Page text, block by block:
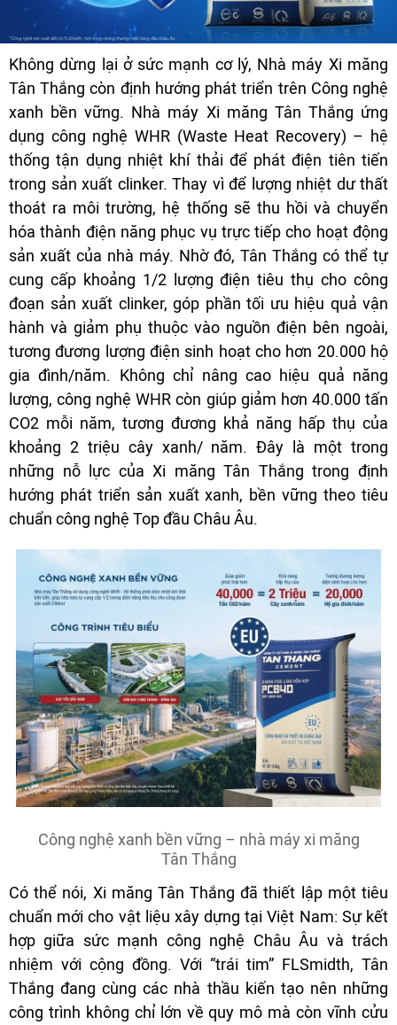
Không dừng lại ở sức mạnh cơ lý, Nhà máy Xi măng
Tân Thắng còn định hướng phát triển trên Công nghệ
xanh bền vững. Nhà máy Xi măng Tân Thắng ứng
dụng công nghệ WHR (Waste Heat Recovery) – hệ
thống tận dụng nhiệt khí thải để phát điện tiên tiến
trong sản xuất clinker. Thay vì để lượng nhiệt dư thất
thoát ra môi trường, hệ thống sẽ thu hồi và chuyển
hóa thành điện năng phục vụ trực tiếp cho hoạt động
sản xuất của nhà máy. Nhờ đó, Tân Thắng có thể tự
cung cấp khoảng 1/2 lượng điện tiêu thụ cho công
đoạn sản xuất clinker, góp phần tối ưu hiệu quả vận
hành và giảm phụ thuộc vào nguồn điện bên ngoài,
tương đương lượng điện sinh hoạt cho hơn 20.000 hộ
gia đình/năm. Không chỉ nâng cao hiệu quả năng
lượng, công nghệ WHR còn giúp giảm hơn 40.000 tấn
CO2 mỗi năm, tương đương khả năng hấp thụ của
khoảng 2 triệu cây xanh/ năm. Đây là một trong
những nỗ lực của Xi măng Tân Thắng trong định
hướng phát triển sản xuất xanh, bền vững theo tiêu
chuẩn công nghệ Top đầu Châu Âu.
Công nghệ xanh bền vững – nhà máy xi măng
Tân Thắng
Có thể nói, Xi măng Tân Thắng đã thiết lập một tiêu
chuẩn mới cho vật liệu xây dựng tại Việt Nam: Sự kết
hợp giữa sức mạnh công nghệ Châu Âu và trách
nhiệm với cộng đồng. Với “trái tim” FLSmidth, Tân
Thắng đang cùng các nhà thầu kiến tạo nên những
công trình không chỉ lớn về quy mô mà còn vĩnh cửu